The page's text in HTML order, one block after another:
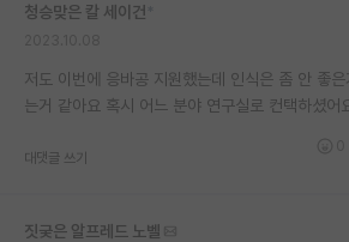
커리어
반도체 아카데미
청승맞은 칼 세이건
저도 이번에 응바공 지원했는데 인식은 좀 안 좋
는거 같아요 혹시 어느 분야 연구실로 컨택하셨어
대댓글 쓰기
짓궂은 알프레드 노벨